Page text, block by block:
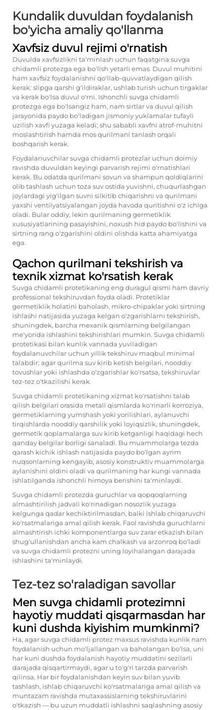
Kundalik duvuldan foydalanish
bo'yicha amaliy qo'llanma
Xavfsiz duvul rejimi o'rnatish
Duvulda xavfsizlikni ta'minlash uchun faqatgina suvga
chidamli protezga ega bo'lish yetarli emas. Duvul muhitini
ham xavfsiz foydalanishni qo'llab-quvvatlaydigan qilish
kerak: slipga qarshi g'ildiraklar, ushlab turish uchun tirgaklar
va kerak bo'lsa duvul o'rni. Ishonchli suvga chidamli
protezga ega bo'lsangiz ham, nam sirtlar va duvul qilish
jarayonida paydo bo'ladigan jismoniy yuklamalar tufayli
uzilish xavfi yuzaga keladi; shu sababli xavfni atrof-muhitni
moslashtirish hamda mos qurilmani tanlash orqali
boshqarish kerak.
Foydalanuvchilar suvga chidamli protezlar uchun doimiy
ravishda duvuldan keyingi parvarish rejimi o'rnatishlari
kerak. Bu odatda qurilmani sovun va shampun qoldiqlarini
olib tashlash uchun toza suv ostida yuvishni, chuqurlashgan
joylardagi yig'ilgan suvni silkitib chiqarishni va qurilmani
yaxshi ventilyatsiyalangan joyda havoda quritishni o'z ichiga
oladi. Bular oddiy, lekin qurilmaning germetiklik
xususiyatlarining pasayishini, noxush hid paydo bo'lishini va
sirtning rang o'zgarishini oldini olishda katta ahamiyatga
ega.
Qachon qurilmani tekshirish va
texnik xizmat ko'rsatish kerak
Suvga chidamli protetikaning eng duragul qismi ham davriy
professional tekshiruvdan foyda oladi. Protetiklar
germetiklik holatini baholash, mikro-chipaklar yoki sirtning
ishlashi natijasida yuzaga kelgan o'zgarishlarni tekshirish,
shuningdek, barcha mexanik qismlarning belgilangan
me'yorida ishlashini tekshirishlari mumkin. Suvga chidamli
protetikasi bilan kunlik vannada yuviladigan
foydalanuvchilar uchun yillik tekshiruv maqbul minimal
talabdir; agar qurilma suv kirib ketish belgilari, nooddiy
tovushlar yoki ishlashda o'zgarishlar ko'rsatsa, tekshiruvlar
tez-tez o'tkazilishi kerak.
Suvga chidamli protetikaning xizmat ko'rsatishni talab
qilish belgilari orasida metall qismlarda ko'rinarli korroziya,
germetiklarning yumshash yoki yorilishlari, aylanuvchi
tirqishlarda nooddiy qarshilik yoki loyiqsizlik, shuningdek,
germetik qoplamalarga suv kirib ketganligi haqidagi hech
qanday belgilar borligi sanaladi. Bu muammolarga tezda
qarash kichik ishlash natijasida paydo bo'lgan ayrim
nuqsonlarning kengayib, asosiy konstruktiv muammolarga
aylanishini oldini oladi va qurilmaning har kungi vannada
ishlatilganda ishonchli himoya berishini ta'minlaydi.
Suvga chidamli protezda guruchlar va qopqoqlarning
almashtirilish jadvali ko'rinadigan nosozlik yuzaga
kelgunga qadar kechiktirilmasdan, balki ishlab chiqaruvchi
ko'rsatmalariga amal qilish kerak. Faol ravishda guruchlarni
almashtirish ichki komponentlarga suv zarar etkazish bilan
shug'ullanishdan ancha kam chalkash va arzonroq bo'ladi
va suvga chidamli protezni uning loyihalangan darajada
ishlashini ta'minlaydi.
Tez-tez so'raladigan savollar
Men suvga chidamli protezimni
hayotiy muddati qisqarmasdan har
kuni dushda kiyishim mumkinmi?
Ha, agar suvga chidamli protez maxsus ravishda kunlik nam
foydalanish uchun mo'ljallangan va baholangan bo'lsa, uni
har kuni dushda foydalanish hayotiy muddatini sezilarli
darajada qisqartirmaydi, agar u to'g'ri tarzda parvarish
qilinsa. Har bir foydalanishdan keyin suv bilan yuvib
tashlash, ishlab chiqaruvchi ko'rsatmalariga amal qilish va
muntazam ravishda mutaxassislarning tekshiruvlarini
o'tkazish — bu uzun muddatli ishlashni saqlashning asosiy